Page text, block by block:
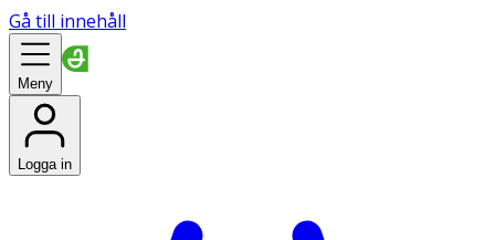
Gå till innehåll
Meny
Logga in